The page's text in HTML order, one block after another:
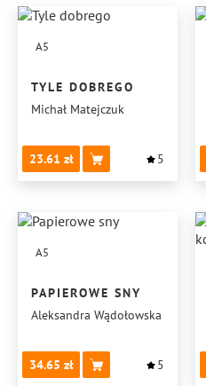
A5
TYLE DOBREGO
Michał Matejczuk
23.61 5
A5
PAPIEROWE SNY
Aleksandra Wądołowska
34.65 5